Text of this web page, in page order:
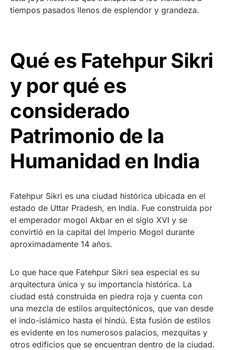
tiempos pasados llenos de esplendor y grandeza.
Qué es Fatehpur Sikri
y por qué es
considerado
Patrimonio de la
Humanidad en India
Fatehpur Sikri es una ciudad histórica ubicada en el
estado de Uttar Pradesh, en India. Fue construida por
el emperador mogol Akbar en el siglo XVI y se
convirtió en la capital del Imperio Mogol durante
aproximadamente 14 años.
Lo que hace que Fatehpur Sikri sea especial es su
arquitectura única y su importancia histórica. La
ciudad está construida en piedra roja y cuenta con
una mezcla de estilos arquitectónicos, que van desde
el indo-islámico hasta el hindú. Esta fusión de estilos
es evidente en los numerosos palacios, mezquitas y
otros edificios que se encuentran dentro de la ciudad.